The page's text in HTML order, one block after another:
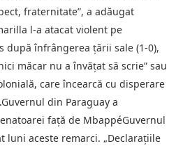
fraternitate”, a adăugat
l-a atacat violent pe
după înfrângerea țării sale (1-0),
măcar nu a învățat să scrie” sau
care încearcă cu disperare
din Paraguay a
față de MbappéGuvernul
luni aceste remarci. „Declarațiile